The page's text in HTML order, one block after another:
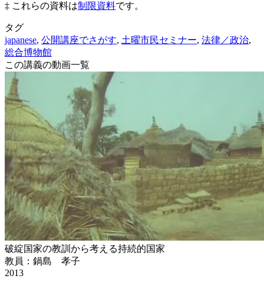
‡ これらの資料は制限資料です。
タグ
japanese, 公開講座でさがす, 土曜市民セミナー, 法律／政治,
総合博物館
この講義の動画一覧
破綻国家の教訓から考える持続的国家
教員：鍋島 孝子
2013